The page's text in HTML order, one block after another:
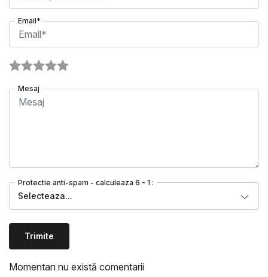
Email*
Mesaj
Protectie anti-spam - calculeaza 6 - 1 :
Selecteaza...
Trimite
Momentan nu există comentarii